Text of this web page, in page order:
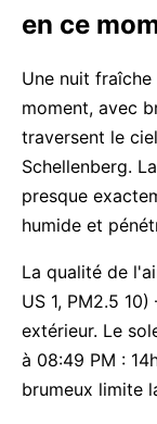
en ce
Une nuit fraîche
moment, avec
traversent le
Schellenberg.
presque
humide et
La qualité de
US 1, PM2.5
extérieur. Le
à 08:49 PM :
brumeux limite